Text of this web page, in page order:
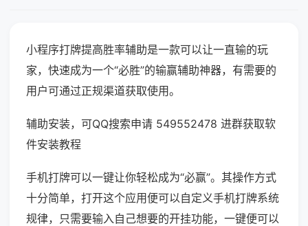
小程序打牌提高胜率辅助是一款可以让一直输的玩
家，快速成为一个“必胜”的输赢辅助神器，有需要的
用户可通过正规渠道获取使用。
辅助安装，可QQ搜索申请 549552478 进群获取软
件安装教程
手机打牌可以一键让你轻松成为“必赢”。其操作方式
十分简单，打开这个应用便可以自定义手机打牌系统
规律，只需要输入自己想要的开挂功能，一键便可以